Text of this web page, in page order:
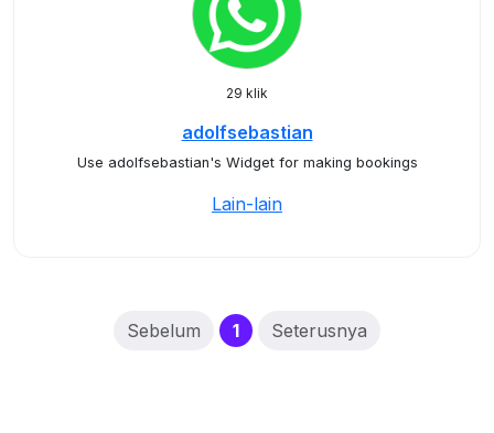
29 klik
adolfsebastian
Use adolfsebastian's Widget for making bookings
Lain-lain
Sebelum 1(current)
Seterusnya